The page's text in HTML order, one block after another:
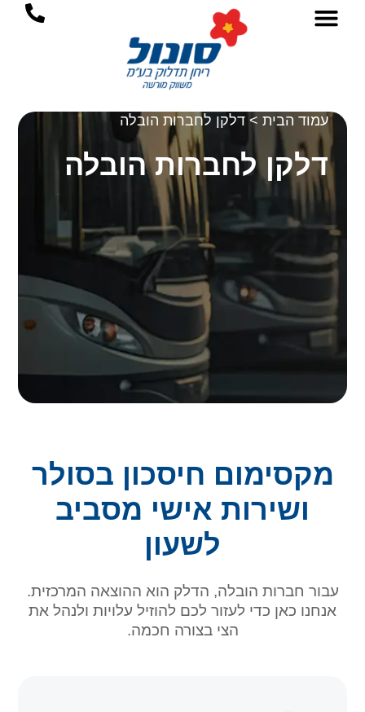
לתוכן
עמוד הבית> דלקן לחברות הובלה
דלקן לחברות הובלה
מקסימום חיסכון בסולר
ושירות אישי מסביב
לשעון
עבור חברות הובלה, הדלק הוא ההוצאה המרכזית.
אנחנו כאן כדי לעזור לכם להוזיל עלויות ולנהל את
הצי בצורה חכמה.